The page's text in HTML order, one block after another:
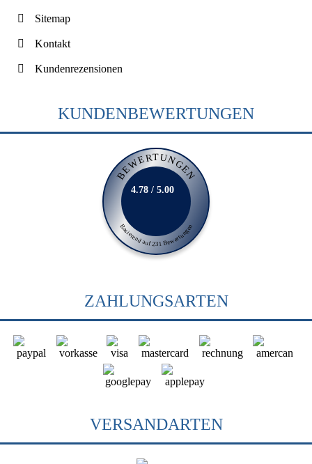
Sitemap
Kontakt
Kundenrezensionen
KUNDENBEWERTUNGEN
BEWERTUNGEN
Basierend auf 231 Bewertungen
4.78 / 5.00
ZAHLUNGSARTEN
VERSANDARTEN